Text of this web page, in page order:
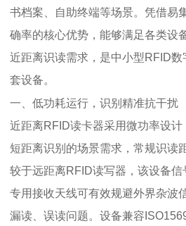
书档案、自助终端等场景。凭借易
确率的核心优势，能够满足各类设
近距离识读需求，是中小型RFID
套设备。
一、低功耗运行，识别精准抗干扰
近距离RFID读卡器采用微功率设
短距离识别的场景需求，常规识读
较于远距离RFID读写器，该设备
专用接收天线可有效规避外界杂波
漏读、误读问题。设备兼容